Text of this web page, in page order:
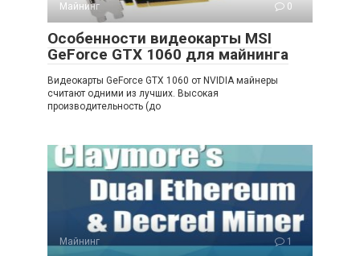
Майнинг 0
Особенности видеокарты MSI
GeForce GTX 1060 для майнинга
Видеокарты GeForce GTX 1060 от NVIDIA майнеры
считают одними из лучших. Высокая
производительность (до
Майнинг 1